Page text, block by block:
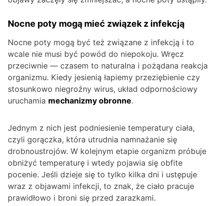
Nocne poty mogą mieć związek z infekcją
Nocne poty mogą być też związane z infekcją i to
wcale nie musi być powód do niepokoju. Wręcz
przeciwnie — czasem to naturalna i pożądana reakcja
organizmu. Kiedy jesienią łapiemy przeziębienie czy
stosunkowo niegroźny wirus, układ odpornościowy
uruchamia mechanizmy obronne.
Jednym z nich jest podniesienie temperatury ciała,
czyli gorączka, która utrudnia namnażanie się
drobnoustrojów. W kolejnym etapie organizm próbuje
obniżyć temperaturę i wtedy pojawia się obfite
pocenie. Jeśli dzieje się to tylko kilka dni i ustępuje
wraz z objawami infekcji, to znak, że ciało pracuje
prawidłowo i broni się przed zarazkami.